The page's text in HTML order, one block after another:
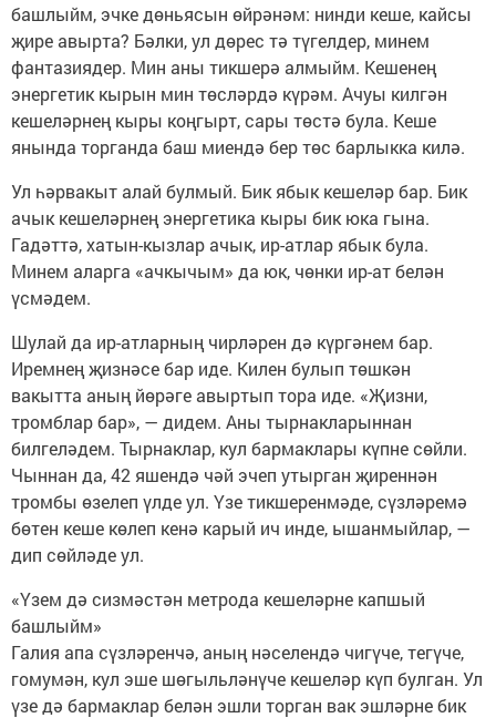
башлыйм, эчке дөньясын өйрәнәм: нинди кеше, кайсы
җире авырта? Бәлки, ул дөрес тә түгелдер, минем
фантазиядер. Мин аны тикшерә алмыйм. Кешенең
энергетик кырын мин төсләрдә күрәм. Ачуы килгән
кешеләрнең кыры коңгырт, сары төстә була. Кеше
янында торганда баш миендә бер төс барлыкка килә.
Ул һәрвакыт алай булмый. Бик ябык кешеләр бар. Бик
ачык кешеләрнең энергетика кыры бик юка гына.
Гадәттә, хатын-кызлар ачык, ир-атлар ябык була.
Минем аларга «ачкычым» да юк, чөнки ир-ат белән
үсмәдем.
Шулай да ир-атларның чирләрен дә күргәнем бар.
Иремнең җизнәсе бар иде. Килен булып төшкән
вакытта аның йөрәге авыртып тора иде. «Җизни,
тромблар бар», — дидем. Аны тырнакларыннан
билгеләдем. Тырнаклар, кул бармаклары күпне сөйли.
Чыннан да, 42 яшендә чәй эчеп утырган җиреннән
тромбы өзелеп үлде ул. Үзе тикшеренмәде, сүзләремә
бөтен кеше көлеп кенә карый ич инде, ышанмыйлар, —
дип сөйләде ул.
«Үзем дә сизмәстән метрода кешеләрне капшый
башлыйм»
Галия апа сүзләренчә, аның нәселендә чигүче, тегүче,
гомумән, кул эше шөгыльләнүче кешеләр күп булган. Ул
үзе дә бармаклар белән эшли торган вак эшләрне бик